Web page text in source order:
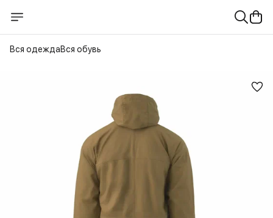
Вся одеждаВся обувь